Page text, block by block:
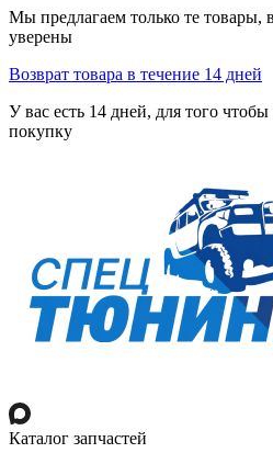
Мы предлагаем только те товары,
уверены
Возврат товара в течение 14 дней
У вас есть 14 дней, для того
покупку
Каталог запчастей